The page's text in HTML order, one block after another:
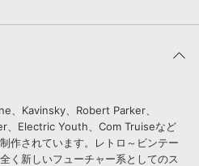
、Kavinsky、Robert Parker、
Electric Youth、Com Truiseなど
作されています。レトロ～ビンテー
く新しいフューチャー系としてのス